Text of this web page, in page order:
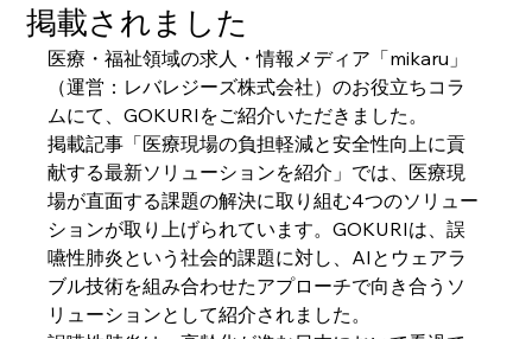
掲載されました
医療・福祉領域の求人・情報メディア「mikaru」
（運営：レバレジーズ株式会社）のお役立ちコラ
ムにて、GOKURIをご紹介いただきました。
掲載記事「医療現場の負担軽減と安全性向上に貢
献する最新ソリューションを紹介」では、医療現
場が直面する課題の解決に取り組む4つのソリュー
ションが取り上げられています。GOKURIは、誤
嚥性肺炎という社会的課題に対し、AIとウェアラ
ブル技術を組み合わせたアプローチで向き合うソ
リューションとして紹介されました。